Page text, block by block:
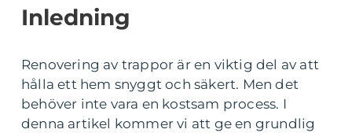
Inledning
Renovering av trappor är en viktig del av att
hålla ett hem snyggt och säkert. Men det
behöver inte vara en kostsam process. I
denna artikel kommer vi att ge en grundlig